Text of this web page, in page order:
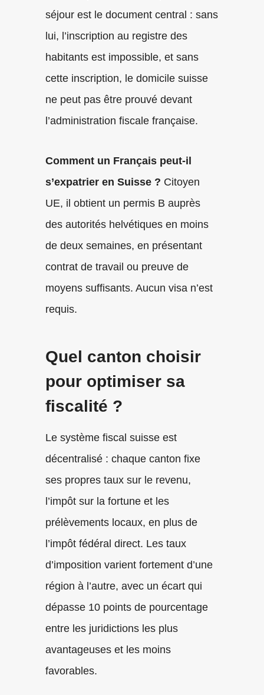
séjour est le document central : sans
lui, l’inscription au registre des
habitants est impossible, et sans
cette inscription, le domicile suisse
ne peut pas être prouvé devant
l’administration fiscale française.
Comment un Français peut-il
s’expatrier en Suisse ? Citoyen
UE, il obtient un permis B auprès
des autorités helvétiques en moins
de deux semaines, en présentant
contrat de travail ou preuve de
moyens suffisants. Aucun visa n’est
requis.
Quel canton choisir
pour optimiser sa
fiscalité ?
Le système fiscal suisse est
décentralisé : chaque canton fixe
ses propres taux sur le revenu,
l’impôt sur la fortune et les
prélèvements locaux, en plus de
l’impôt fédéral direct. Les taux
d’imposition varient fortement d’une
région à l’autre, avec un écart qui
dépasse 10 points de pourcentage
entre les juridictions les plus
avantageuses et les moins
favorables.